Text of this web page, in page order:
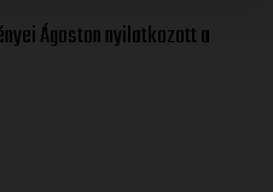
Ágoston nyilatkozott a